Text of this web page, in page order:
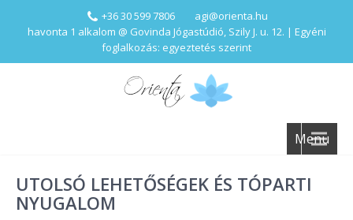
+36 30 599 7806
agi@orienta.hu
havonta 1 alkalom @ Govinda Jógastúdió, Szily J. u. 12. | Egyéni
foglalkozás: egyeztetés szerint
Menu
UTOLSÓ LEHETŐSÉGEK ÉS TÓPARTI
NYUGALOM